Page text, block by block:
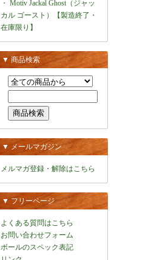
・ Motiv Jackal Ghost（ジャッ
カル ゴースト）【製造終了・
在庫限り】
▼ 商品検索
▼ メールマガジン
メルマガ登録・解除はこちら
▼ フリーページ
よくある質問はこちら
お問い合わせフォーム
ボールのスペック表記